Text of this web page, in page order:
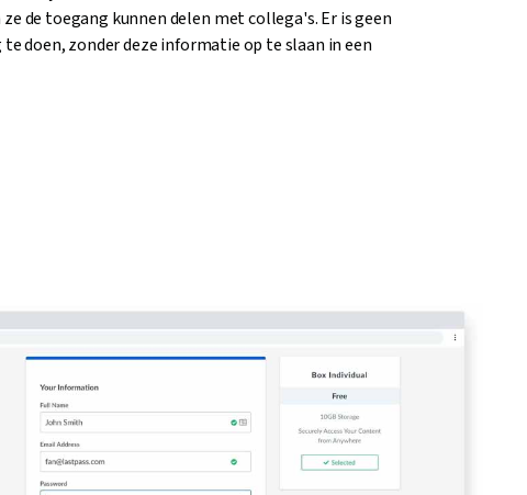
de toegang kunnen delen met collega's. Er is geen
doen, zonder deze informatie op te slaan in een